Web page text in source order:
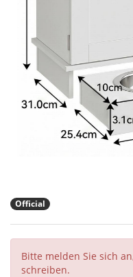
Official
Bitte melden Sie sich
schreiben.